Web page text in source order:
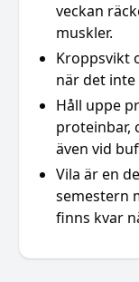
veckan
muskler.
Kroppsvikt
när det
Håll uppe
proteinbar,
även vid
Vila är en
semestern
finns kvar